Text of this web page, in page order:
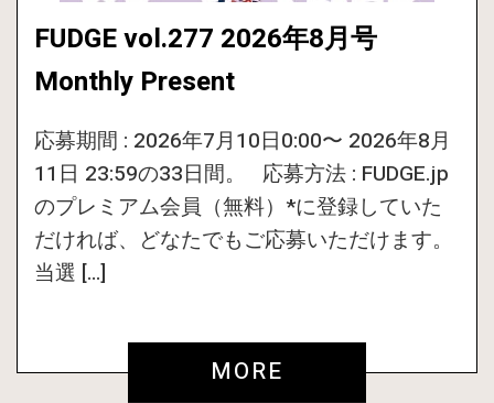
FUDGE vol.277 2026年8月号
Monthly Present
応募期間 : 2026年7月10日0:00〜 2026年8月
11日 23:59の33日間。 応募方法 : FUDGE.jp
のプレミアム会員（無料）*に登録していた
だければ、どなたでもご応募いただけます。
当選 […]
MORE